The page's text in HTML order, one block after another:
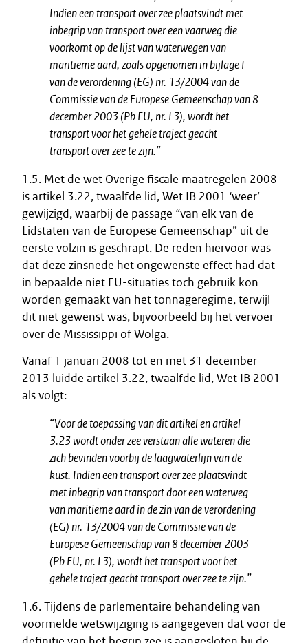
Indien een transport over zee plaatsvindt met
inbegrip van transport over een vaarweg die
voorkomt op de lijst van waterwegen van
maritieme aard, zoals opgenomen in bijlage I
van de verordening (EG) nr. 13/2004 van de
Commissie van de Europese Gemeenschap van 8
december 2003 (Pb EU, nr. L3), wordt het
transport voor het gehele traject geacht
transport over zee te zijn.”
1.5. Met de wet Overige fiscale maatregelen 2008
is artikel 3.22, twaalfde lid, Wet IB 2001 ‘weer’
gewijzigd, waarbij de passage “van elk van de
Lidstaten van de Europese Gemeenschap” uit de
eerste volzin is geschrapt. De reden hiervoor was
dat deze zinsnede het ongewenste effect had dat
in bepaalde niet EU-situaties toch gebruik kon
worden gemaakt van het tonnageregime, terwijl
dit niet gewenst was, bijvoorbeeld bij het vervoer
over de Mississippi of Wolga.
Vanaf 1 januari 2008 tot en met 31 december
2013 luidde artikel 3.22, twaalfde lid, Wet IB 2001
als volgt:
“Voor de toepassing van dit artikel en artikel
3.23 wordt onder zee verstaan alle wateren die
zich bevinden voorbij de laagwaterlijn van de
kust. Indien een transport over zee plaatsvindt
met inbegrip van transport door een waterweg
van maritieme aard in de zin van de verordening
(EG) nr. 13/2004 van de Commissie van de
Europese Gemeenschap van 8 december 2003
(Pb EU, nr. L3), wordt het transport voor het
gehele traject geacht transport over zee te zijn.”
1.6. Tijdens de parlementaire behandeling van
voormelde wetswijziging is aangegeven dat voor de